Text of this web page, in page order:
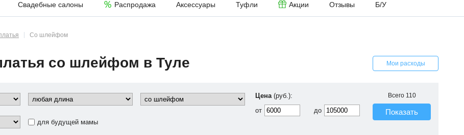
Свадебные салоны Распродажа Аксессуары Туфли Акции Отзывы Б/У
Со шлейфом
Мои расходы
со шлейфом в Туле
для будущей мамы
Цена(руб.):
от
до
Всего 110
Показать